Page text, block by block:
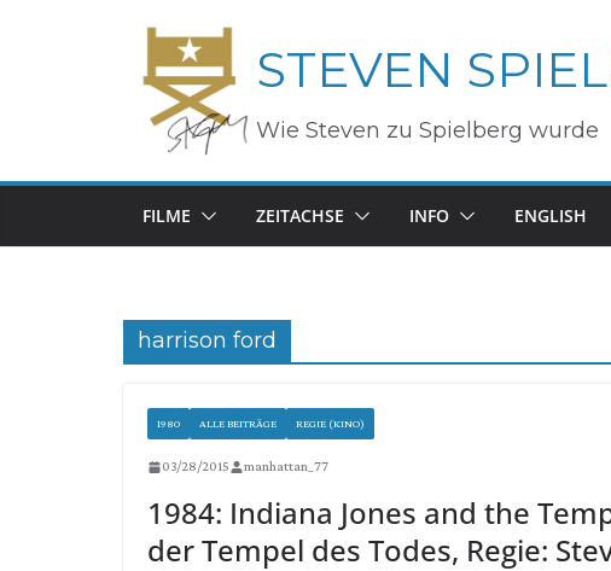
STEVEN
Wie Steven zu Spielberg wurde
FILME ZEITACHSE INFO ENGLISH
harrison ford
1980 ALLE BEITRÄGE REGIE (KINO)
03/28/2015 manhattan_77
1984: Indiana Jones and the
der Tempel des Todes, Regie: